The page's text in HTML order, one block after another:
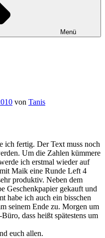
Menü
von Tanis
ich fertig. Der Text muss noch
Um die Zahlen kümmere
ich erstmal wieder auf
Maik eine Runde Left 4
produktiv. Neben dem
Geschenkpapier gekauft und
habe ich auch ein bisschen
seinem Ende zu. Morgen um
dass heißt spätestens um
euch allen.